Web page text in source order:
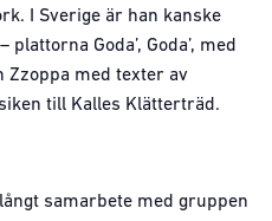
I Sverige är han kanske
Goda’, Goda’, med
med texter av
till Kalles Klätterträd.
samarbete med gruppen